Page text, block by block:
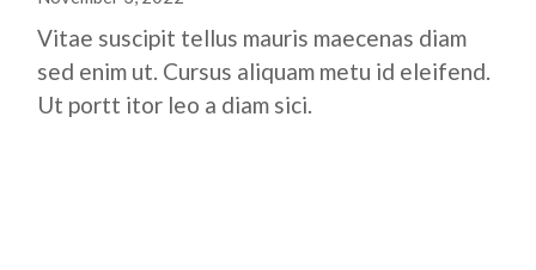
Vitae suscipit tellus mauris maecenas diam
sed enim ut. Cursus aliquam metu id eleifend.
Ut portt itor leo a diam sici.